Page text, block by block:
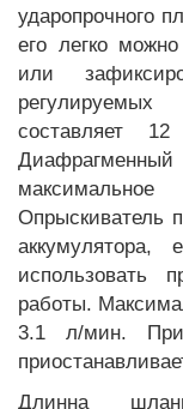
ударопрочного
его легко
или
составляет
Опрыскиватель
использовать
работы.
3.1 л/мин. При
Длинна